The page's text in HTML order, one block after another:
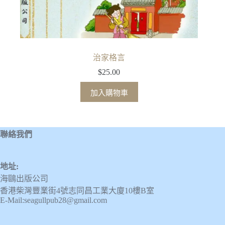
治家格言
$25.00
加入購物車
聯絡我們
地址:
海鷗出版公司
香港柴灣豐業街4號志同昌工業大廈10樓B室
E-Mail:seagullpub28@gmail.com